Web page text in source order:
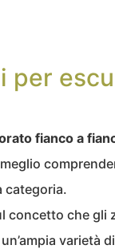
per
fianco a
categoria.
concetto che gli
varietà